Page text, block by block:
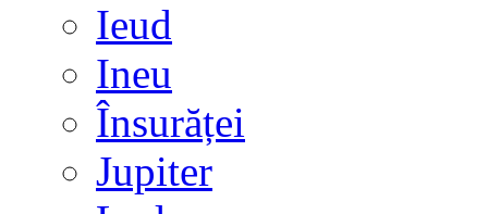
Ieud
Ineu
Însurăței
Jupiter